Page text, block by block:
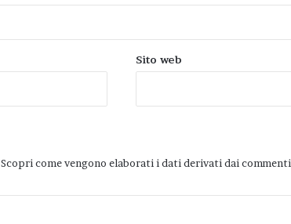
Sito web
Scopri come vengono elaborati i dati derivati dai commenti